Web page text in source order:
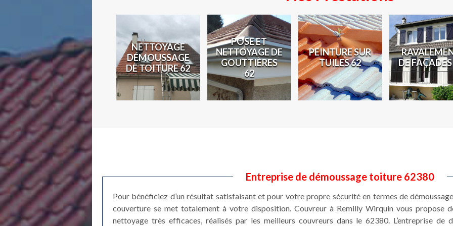
COUVREUR 62
NETTOYAGE
DÉMOUSSAGE
DE TOITURE 62
POSE ET
NETTOYAGE DE
GOUTTIÈRES
62
PEINTURE SUR
TUILES 62
DE
Entreprise de démoussage toiture 62380
Pour bénéficiez d’un résultat satisfaisant et pour votre propre sécurité en termes de
couverture se met totalement à votre disposition. Couvreur à Remilly Wirquin vous propose
nettoyage très efficaces, réalisés par les meilleurs couvreurs dans le 62380. L’entreprise de